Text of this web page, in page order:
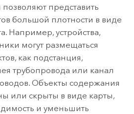
представить
большой плотности в виде
Например, устройства,
могут размещаться
как подстанция,
трубопровода или канал
Объекты содержания
или скрыты в виде карты,
и уменьшить